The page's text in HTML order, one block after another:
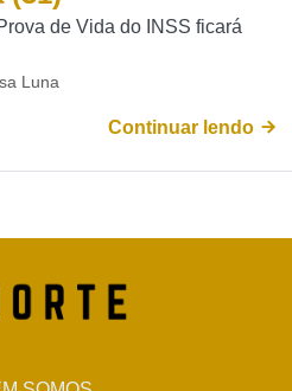
de Vida do INSS ficará
Luna
Continuar lendo